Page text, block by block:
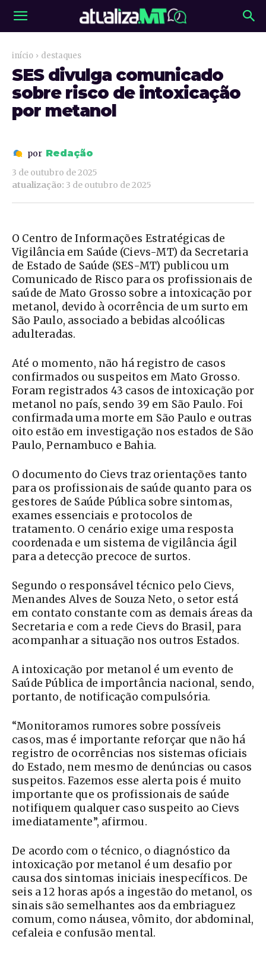
início destaques
SES divulga comunicado
sobre risco de intoxicação
por metanol
por Redação
3 de outubro de 2025
atualização: 3 de outubro de 2025
O Centro de Informações Estratégicas de
Vigilância em Saúde (Cievs-MT) da Secretaria
de Estado de Saúde (SES-MT) publicou um
Comunicado de Risco para os profissionais de
saúde de Mato Grosso sobre a intoxicação por
metanol, devido à ocorrência de um surto em
São Paulo, associado a bebidas alcoólicas
adulteradas.
Até o momento, não há registro de casos
confirmados ou suspeitos em Mato Grosso.
Foram registrados 43 casos de intoxicação por
metanol no país, sendo 39 em São Paulo. Foi
confirmada uma morte em São Paulo e outras
oito estão em investigação nos estados de São
Paulo, Pernambuco e Bahia.
O documento do Cievs traz orientações tanto
para os profissionais de saúde quanto para os
gestores de Saúde Pública sobre sintomas,
exames essenciais e protocolos de
tratamento. O cenário exige uma resposta
coordenada e um sistema de vigilância ágil
para a detecção precoce de surtos.
Segundo o responsável técnico pelo Cievs,
Menandes Alves de Souza Neto, o setor está
em contato constante com as demais áreas da
Secretaria e com a rede Cievs do Brasil, para
acompanhar a situação nos outros Estados.
A intoxicação por metanol é um evento de
Saúde Pública de importância nacional, sendo,
portanto, de notificação compulsória.
“Monitoramos rumores sobre possíveis
casos, mas é importante reforçar que não há
registro de ocorrências nos sistemas oficiais
do Estado, nem mesmo de denúncias ou casos
suspeitos. Fazemos esse alerta pois é muito
importante que os profissionais de saúde
notifiquem qualquer caso suspeito ao Cievs
imediatamente”, afirmou.
De acordo com o técnico, o diagnóstico da
intoxicação por metanol é um desafio por
causa dos sintomas iniciais inespecíficos. De
seis a 12 horas após a ingestão do metanol, os
sinais são semelhantes aos da embriaguez
comum, como náusea, vômito, dor abdominal,
cefaleia e confusão mental.